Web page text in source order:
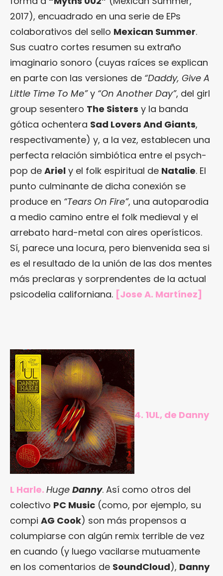
2017), encuadrado en una serie de EPs
colaborativos del sello Mexican Summer.
Sus cuatro cortes resumen su extraño
imaginario sonoro (cuyas raíces se explican
en parte con las versiones de “Daddy, Give A
Little Time To Me”y “On Another Day”, del girl
group sesentero The Sisters y la banda
gótica ochentera Sad Lovers And Giants,
respectivamente) y, a la vez, establecen una
perfecta relación simbiótica entre el psych-
pop de Ariel y el folk espiritual de Natalie. El
punto culminante de dicha conexión se
produce en “Tears On Fire”, una autoparodia
a medio camino entre el folk medieval y el
arrebato hard-metal con aires operísticos.
Sí, parece una locura, pero bienvenida sea si
es el resultado de la unión de las dos mentes
más preclaras y sorprendentes de la actual
psicodelia californiana. [Jose A. Martínez]
4. 1UL, de Danny
L Harle. Huge Danny. Así como otros del
colectivo PC Music (como, por ejemplo, su
compi AG Cook) son más propensos a
columpiarse con algún remix terrible de vez
en cuando (y luego vacilarse mutuamente
en los comentarios de SoundCloud), Danny